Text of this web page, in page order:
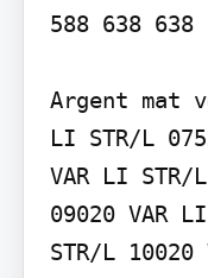
588 638 638
Argent mat
LI STR/L
VAR LI STR/
09020 VAR
STR/L 10020